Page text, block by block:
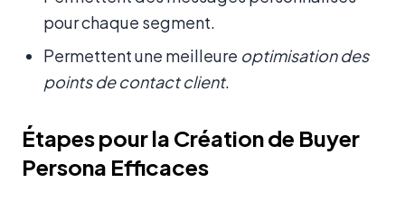
pour chaque segment.
Permettent une meilleure optimisation des
points de contact client.
Étapes pour la Création de Buyer
Persona Efficaces